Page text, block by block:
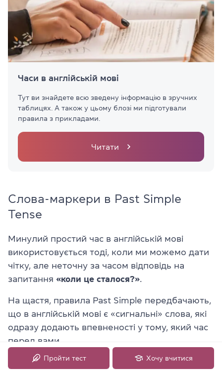
Часи в англійській мові
Тут ви знайдете всю зведену інформацію в зручних
таблицях. А також у цьому блозі ми підготували
правила з прикладами.
Читати
Слова-маркери в Past Simple
Tense
Минулий простий час в англійській мові
використовується тоді, коли ми можемо дати
чітку, але неточну за часом відповідь на
запитання «коли це сталося?»
На щастя, правила Past Simple передбачають,
що в англійській мові є «сигнальні» слова, які
одразу додають впевненості у тому, який час
перед вами.
Пройти тест Хочу вчитися